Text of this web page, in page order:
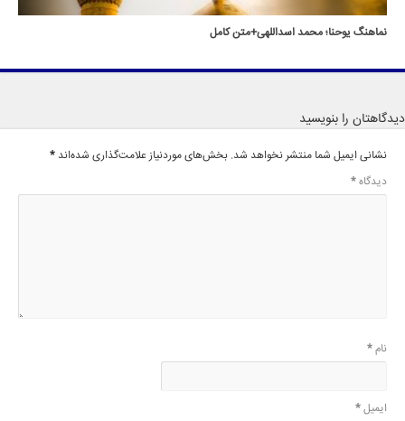
نماهنگ یوحنا؛ محمد اسداللهی+متن کامل
دیدگاهتان را بنویسید
نشانی ایمیل شما منتشر نخواهد شد. بخش‌های موردنیاز علامت‌گذاری شده‌اند *
دیدگاه*
نام*
ایمیل*